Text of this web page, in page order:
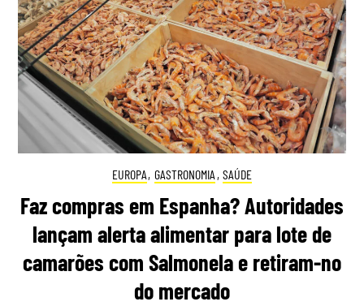
EUROPA, GASTRONOMIA , SAÚDE
Faz compras em Espanha? Autoridades
lançam alerta alimentar para lote de
camarões com Salmonela e retiram-no
do mercado